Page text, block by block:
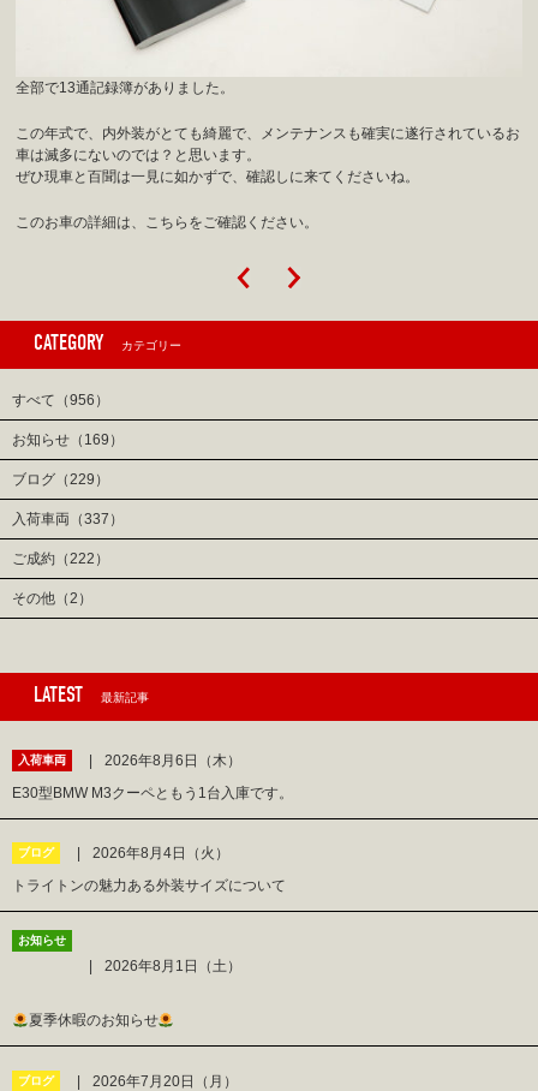
全部で13通記録簿がありました。
この年式で、内外装がとても綺麗で、メンテナンスも確実に遂行されているお
車は滅多にないのでは？と思います。
ぜひ現車と百聞は一見に如かずで、確認しに来てくださいね。
このお車の詳細は、こちらをご確認ください。
CATEGORY カテゴリー
すべて（956）
お知らせ（169）
ブログ（229）
入荷車両（337）
ご成約（222）
その他（2）
LATEST 最新記事
入荷車両
2026年8月6日（木）
E30型BMW M3クーペともう1台入庫です。
ブログ
2026年8月4日（火）
トライトンの魅力ある外装サイズについて
お知らせ
2026年8月1日（土）
夏季休暇のお知らせ
ブログ
2026年7月20日（月）